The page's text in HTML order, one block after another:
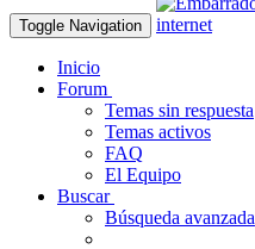
Toggle Navigation
Inicio
Forum
Temas sin respuesta
Temas activos
FAQ
El Equipo
Buscar
Búsqueda avanzada